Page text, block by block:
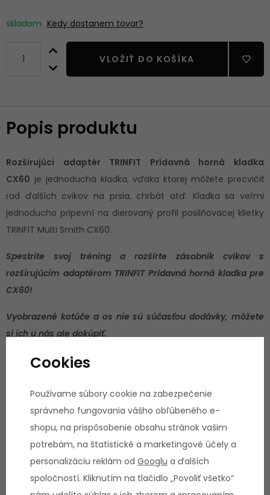
skladom Kedy dostanem tovar?
VLOŽIŤ DO KOŠÍKA
Popis produktu
Rozširujúci adaptér TRINFIT Prídavná horná kladka
CX60 je jednoduchá kladka, vďaka ktorej môžete precvičiť
rad ďalších cvikov na prsia, chrbát atď. Kladka sa veľmi
jednoducho pripevní na dierovaný profil posilňovacej klietky
TRINFIT Multi Smith CX60.
Spestrite svoj tréning a rozšírte zásobník cvikov s
rozširujúcim adaptérom TRINFIT Prídavná horná kladka pre
CX60!
Vyobrazené kotúče a os nie sú súčasťou dodávky, môžete
si ich u nás ale dokúpiť.
Kvalitné spracovanie
Práškový lak, odolný voči oderu
Jednoduchá montáž
Rozšírenie možností cvikov
Cookies
Používame súbory cookie na zabezpečenie
správneho fungovania vášho obľúbeného e-
shopu, na prispôsobenie obsahu stránok vašim
potrebám, na štatistické a marketingové účely a
personalizáciu reklám od Googlu a ďalších
spoločností. Kliknutím na tlačidlo „Povoliť všetko“